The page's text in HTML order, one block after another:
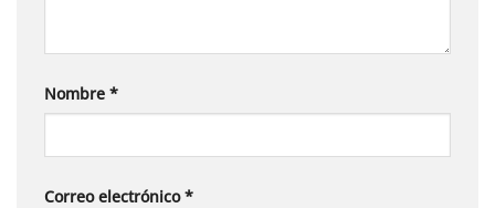
Nombre *
Correo electrónico*